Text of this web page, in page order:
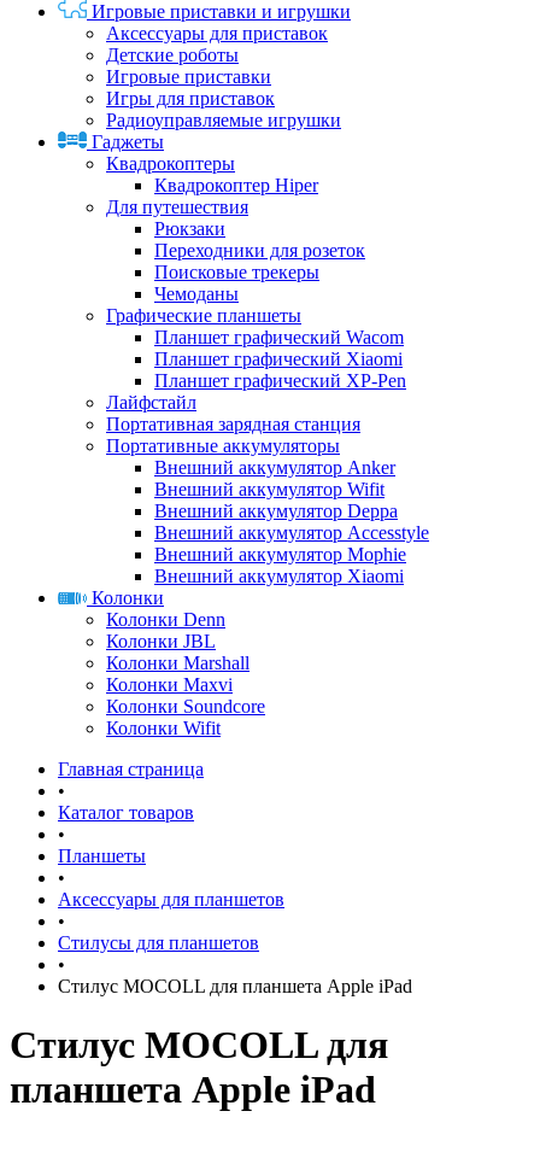
Игровые приставки и игрушки
Аксессуары для приставок
Детские роботы
Игровые приставки
Игры для приставок
Радиоуправляемые игрушки
Гаджеты
Квадрокоптеры
Квадрокоптер Hiper
Для путешествия
Рюкзаки
Переходники для розеток
Поисковые трекеры
Чемоданы
Графические планшеты
Планшет графический Wacom
Планшет графический Xiaomi
Планшет графический XP-Pen
Лайфстайл
Портативная зарядная станция
Портативные аккумуляторы
Внешний аккумулятор Anker
Внешний аккумулятор Wifit
Внешний аккумулятор Deppa
Внешний аккумулятор Accesstyle
Внешний аккумулятор Mophie
Внешний аккумулятор Xiaomi
Колонки
Колонки Denn
Колонки JBL
Колонки Marshall
Колонки Maxvi
Колонки Soundcore
Колонки Wifit
Главная страница
•
Каталог товаров
•
Планшеты
•
Аксессуары для планшетов
•
Стилусы для планшетов
•
Стилус MOCOLL для планшета Apple iPad
Стилус MOCOLL для
планшета Apple iPad